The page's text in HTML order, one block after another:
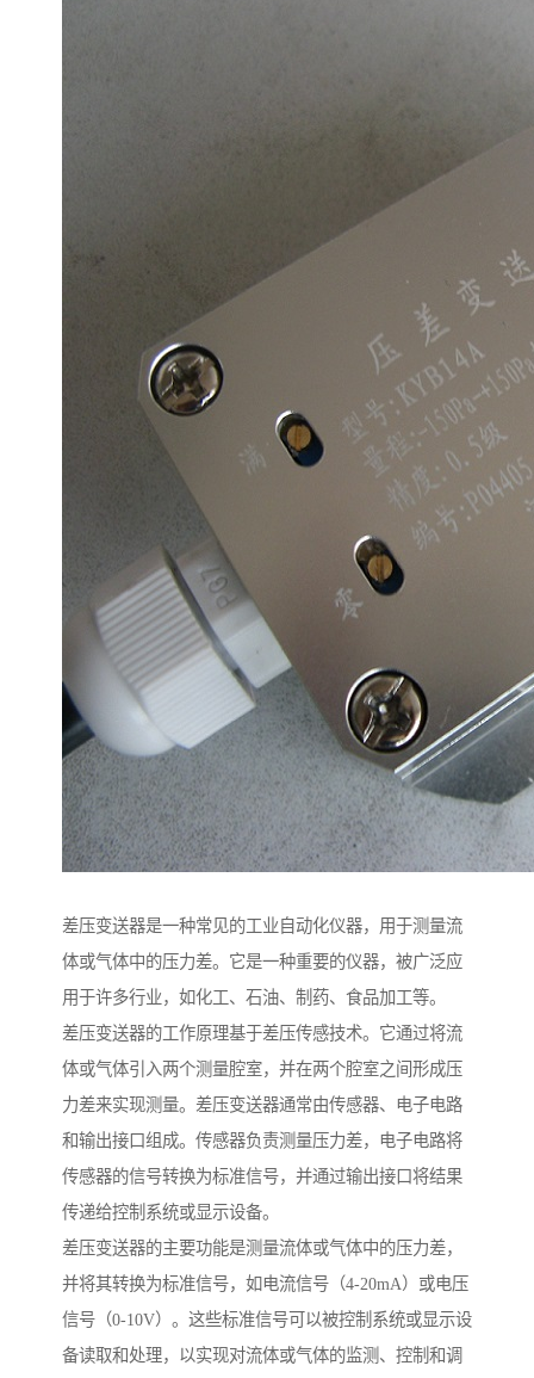
差压变送器是一种常见的工业自动化仪器，用于测量流
体或气体中的压力差。它是一种重要的仪器，被广泛应
用于许多行业，如化工、石油、制药、食品加工等。
差压变送器的工作原理基于差压传感技术。它通过将流
体或气体引入两个测量腔室，并在两个腔室之间形成压
力差来实现测量。差压变送器通常由传感器、电子电路
和输出接口组成。传感器负责测量压力差，电子电路将
传感器的信号转换为标准信号，并通过输出接口将结果
传递给控制系统或显示设备。
差压变送器的主要功能是测量流体或气体中的压力差，
并将其转换为标准信号，如电流信号（4-20mA）或电压
信号（0-10V）。这些标准信号可以被控制系统或显示设
备读取和处理，以实现对流体或气体的监测、控制和调